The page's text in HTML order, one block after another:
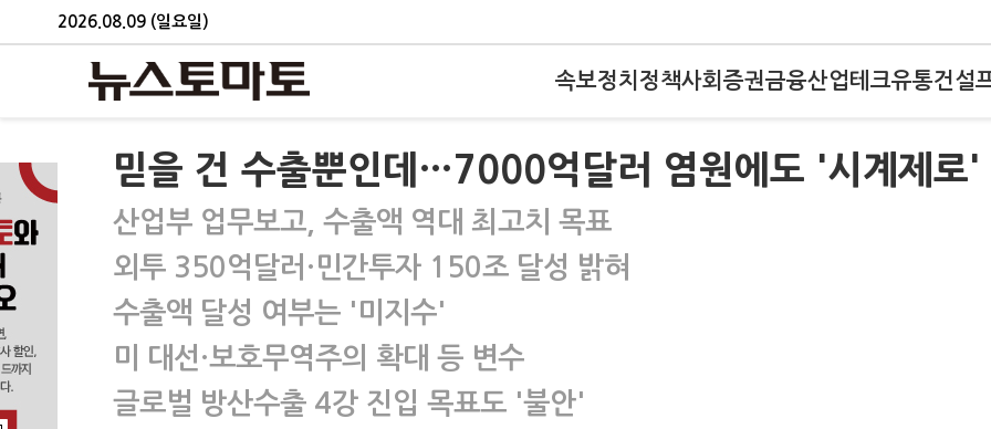
2026.08.09 (일요일)
속보정치 정책사회 증권금융산업테크유통건설
믿을 건 수출뿐인데…7000억달러 염원에도 '시계제로'
산업부 업무보고, 수출액 역대 최고치 목표
외투 350억달러·민간투자 150조 달성 밝혀
수출액 달성 여부는 '미지수'
미 대선·보호무역주의 확대 등 변수
글로벌 방산수출 4강 진입 목표도 '불안'